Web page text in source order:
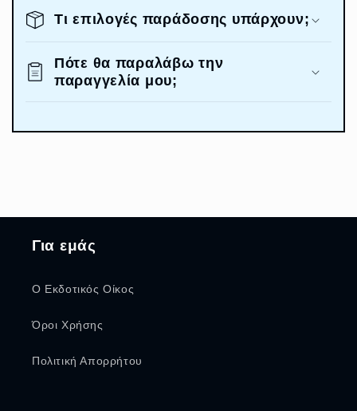
Τι επιλογές παράδοσης υπάρχουν;
Πότε θα παραλάβω την
παραγγελία μου;
Για εμάς
Ο Εκδοτικός Οίκος
Όροι Χρήσης
Πολιτική Απορρήτου